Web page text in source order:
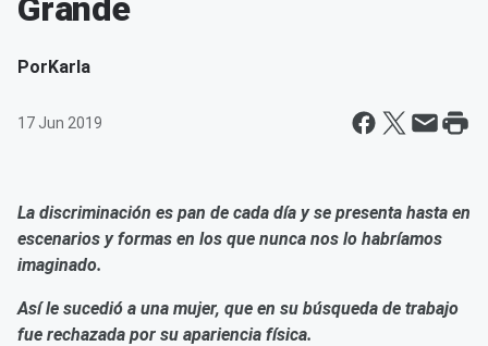
Grande
PorKarla
17 Jun 2019
La discriminación es pan de cada día y se presenta hasta en
escenarios y formas en los que nunca nos lo habríamos
imaginado.
Así le sucedió a una mujer, que en su búsqueda de trabajo
fue rechazada por su apariencia física.